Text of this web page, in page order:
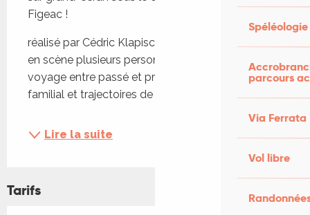
Spéléologie
parcours
Via Ferrata
Vol libre
Figeac !
réalisé par Cédric Klapisch. Ce long métrage met
en scène plusieurs personnages réunis autour d’un
voyage entre passé et présent, mêlant récit
familial et trajectoires de vie. Synopsis...
Lire la suite
Tarifs